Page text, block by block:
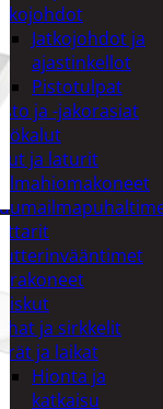
Jatkojohdot
Jatkojohdot ja
ajastinkellot
Pistotulpat
ja -jakorasiat
Akut ja laturit
Kulmahiomakoneet
Mittarit
Mutterinvääntimet
Porakoneet
Ruiskut
Sahat ja sirkkelit
ja laikat
Hionta ja
katkaisu